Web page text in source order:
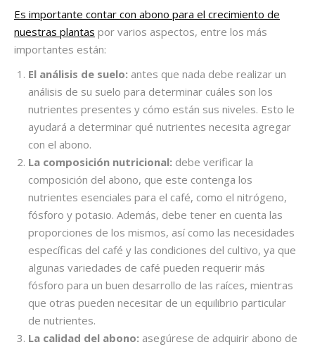
Es importante contar con abono para el crecimiento de
nuestras plantas por varios aspectos, entre los más
importantes están:
El análisis de suelo: antes que nada debe realizar un
análisis de su suelo para determinar cuáles son los
nutrientes presentes y cómo están sus niveles. Esto le
ayudará a determinar qué nutrientes necesita agregar
con el abono.
La composición nutricional: debe verificar la
composición del abono, que este contenga los
nutrientes esenciales para el café, como el nitrógeno,
fósforo y potasio. Además, debe tener en cuenta las
proporciones de los mismos, así como las necesidades
específicas del café y las condiciones del cultivo, ya que
algunas variedades de café pueden requerir más
fósforo para un buen desarrollo de las raíces, mientras
que otras pueden necesitar de un equilibrio particular
de nutrientes.
La calidad del abono: asegúrese de adquirir abono de